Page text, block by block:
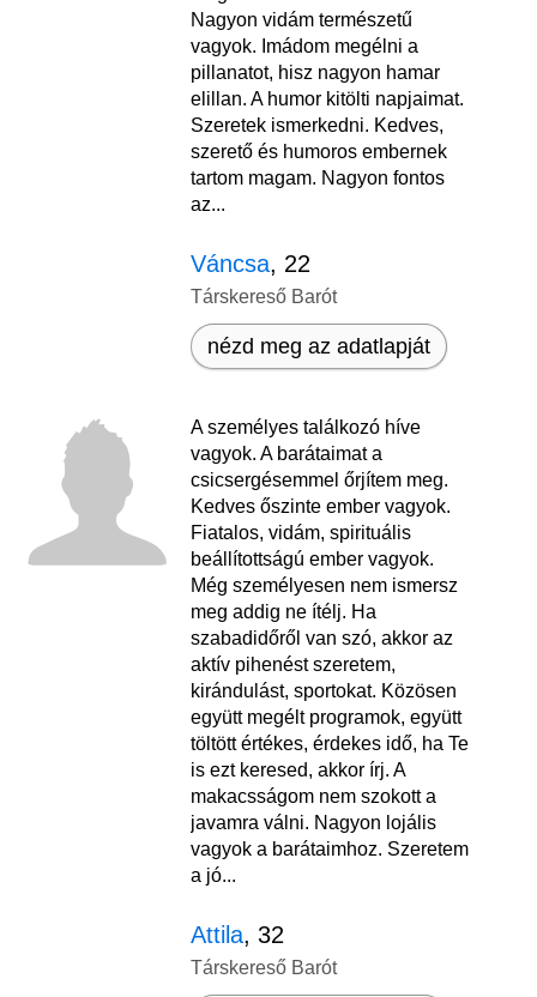
Nagyon vidám természetű
vagyok. Imádom megélni a
pillanatot, hisz nagyon hamar
elillan. A humor kitölti napjaimat.
Szeretek ismerkedni. Kedves,
szerető és humoros embernek
tartom magam. Nagyon fontos
az...
Váncsa, 22
Társkereső Barót
nézd meg az adatlapját
A személyes találkozó híve
vagyok. A barátaimat a
csicsergésemmel őrjítem meg.
Kedves őszinte ember vagyok.
Fiatalos, vidám, spirituális
beállítottságú ember vagyok.
Még személyesen nem ismersz
meg addig ne ítélj. Ha
szabadidőről van szó, akkor az
aktív pihenést szeretem,
kirándulást, sportokat. Közösen
együtt megélt programok, együtt
töltött értékes, érdekes idő, ha Te
is ezt keresed, akkor írj. A
makacsságom nem szokott a
javamra válni. Nagyon lojális
vagyok a barátaimhoz. Szeretem
a jó...
Attila, 32
Társkereső Barót